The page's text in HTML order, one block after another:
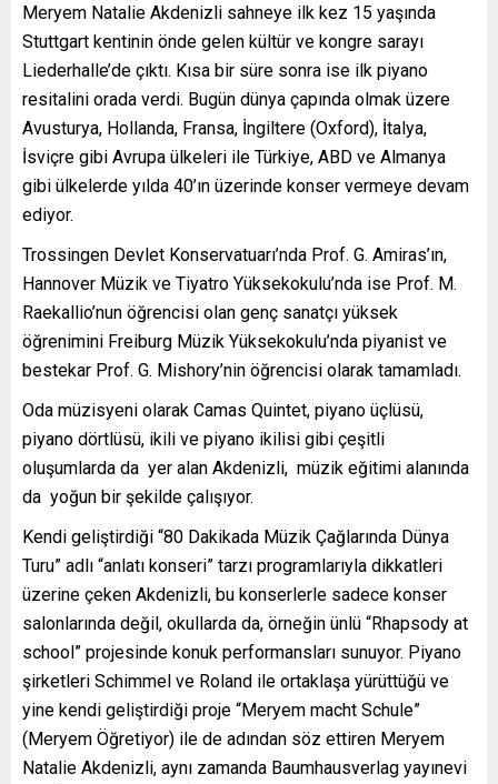
Meryem Natalie Akdenizli sahneye ilk kez 15 yaşında
Stuttgart kentinin önde gelen kültür ve kongre sarayı
Liederhalle’de çıktı. Kısa bir süre sonra ise ilk piyano
resitalini orada verdi. Bugün dünya çapında olmak üzere
Avusturya, Hollanda, Fransa, İngiltere (Oxford), İtalya,
İsviçre gibi Avrupa ülkeleri ile Türkiye, ABD ve Almanya
gibi ülkelerde yılda 40’ın üzerinde konser vermeye devam
ediyor.
Trossingen Devlet Konservatuarı’nda Prof. G. Amiras’ın,
Hannover Müzik ve Tiyatro Yüksekokulu’nda ise Prof. M.
Raekallio’nun öğrencisi olan genç sanatçı yüksek
öğrenimini Freiburg Müzik Yüksekokulu’nda piyanist ve
bestekar Prof. G. Mishory’nin öğrencisi olarak tamamladı.
Oda müzisyeni olarak Camas Quintet, piyano üçlüsü,
piyano dörtlüsü, ikili ve piyano ikilisi gibi çeşitli
oluşumlarda da yer alan Akdenizli, müzik eğitimi alanında
da yoğun bir şekilde çalışıyor.
Kendi geliştirdiği “80 Dakikada Müzik Çağlarında Dünya
Turu” adlı “anlatı konseri” tarzı programlarıyla dikkatleri
üzerine çeken Akdenizli, bu konserlerle sadece konser
salonlarında değil, okullarda da, örneğin ünlü “Rhapsody at
school” projesinde konuk performansları sunuyor. Piyano
şirketleri Schimmel ve Roland ile ortaklaşa yürüttüğü ve
yine kendi geliştirdiği proje “Meryem macht Schule”
(Meryem Öğretiyor) ile de adından söz ettiren Meryem
Natalie Akdenizli, aynı zamanda Baumhausverlag yayınevi